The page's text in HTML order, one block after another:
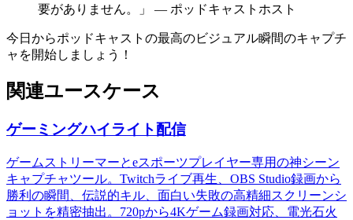
要がありません。」 — ポッドキャストホスト
今日からポッドキャストの最高のビジュアル瞬間のキャプチ
ャを開始しましょう！
関連ユースケース
ゲーミングハイライト配信
ゲームストリーマーとeスポーツプレイヤー専用の神シーン
キャプチャツール。Twitchライブ再生、OBS Studio録画から
勝利の瞬間、伝説的キル、面白い失敗の高精細スクリーンシ
ョットを精密抽出。720pから4Kゲーム録画対応、電光石火